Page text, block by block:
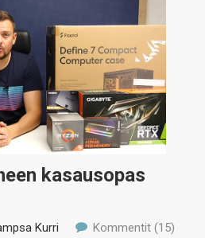
kasausopas
Kurri Kommentit (15)